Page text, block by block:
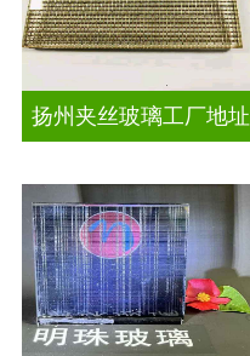
扬州夹丝玻璃工厂地址